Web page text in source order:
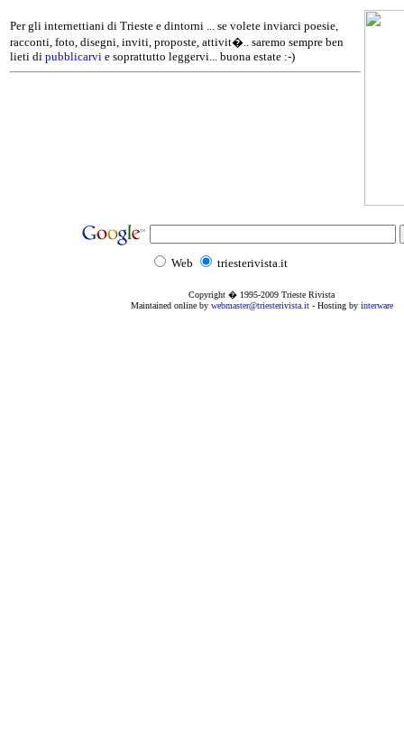
Per gli internettiani di Trieste e dintorni ... se volete inviarci poesie,
racconti, foto, disegni, inviti, proposte, attivit�.. saremo sempre ben
lieti di pubblicarvi e soprattutto leggervi... buona estate :-)
Web triesterivista.it
Copyright � 1995-2009 Trieste Rivista
Maintained online by webmaster@triesterivista.it- Hosting by interware